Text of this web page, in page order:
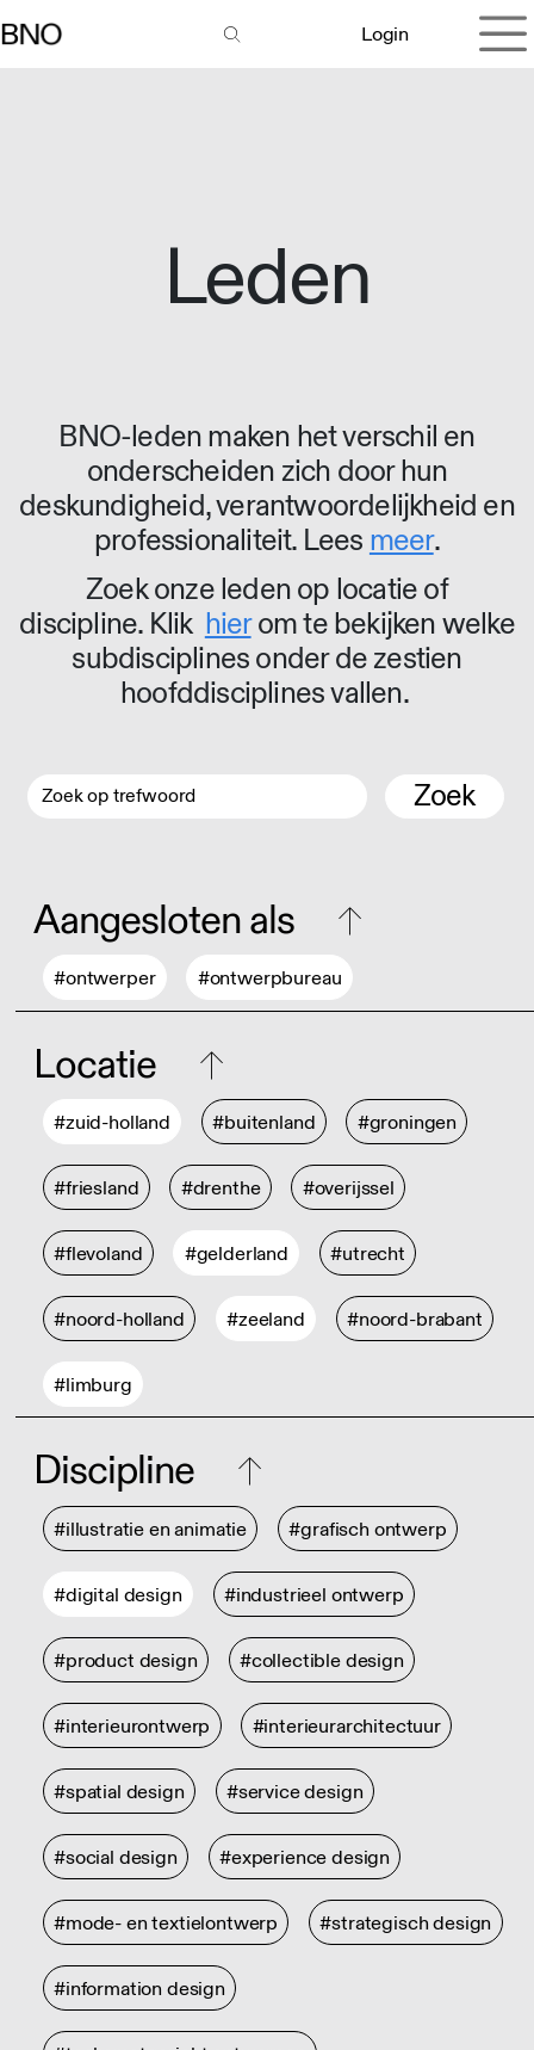
Login
Leden
BNO-leden maken het verschil en
onderscheiden zich door hun
deskundigheid, verantwoordelijkheid en
professionaliteit. Lees meer.
Zoek onze leden op locatie of
discipline. Klik hierom te bekijken welke
subdisciplines onder de zestien
hoofddisciplines vallen.
Zoek
Aangesloten als
#ontwerper #ontwerpbureau
Locatie
#zuid-holland #buitenland #groningen
#friesland #drenthe #overijssel
#flevoland #gelderland #utrecht
#noord-holland #zeeland #noord-brabant
#limburg
Discipline
#illustratie en animatie #grafisch ontwerp
#digital design #industrieel ontwerp
#product design #collectible design
#interieurontwerp #interieurarchitectuur
#spatial design #service design
#social design #experience design
#mode- en textielontwerp #strategisch design
#information design